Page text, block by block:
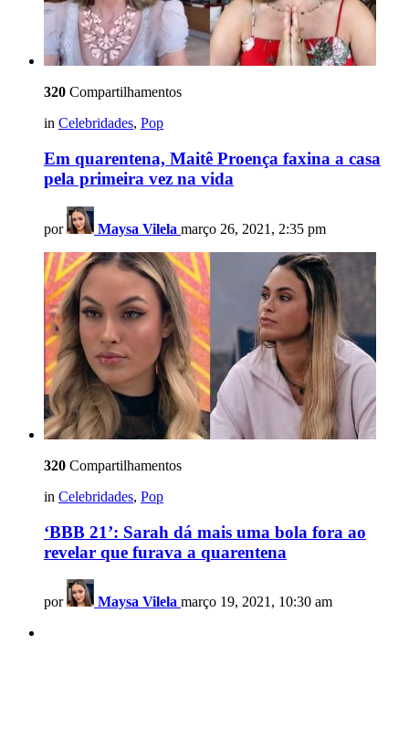
320 Compartilhamentos
in Celebridades, Pop
Em quarentena, Maitê Proença faxina a casa
pela primeira vez na vida
por Maysa Vilela março 26, 2021, 2:35 pm
320 Compartilhamentos
in Celebridades, Pop
‘BBB 21’: Sarah dá mais uma bola fora ao
revelar que furava a quarentena
por Maysa Vilela março 19, 2021, 10:30 am